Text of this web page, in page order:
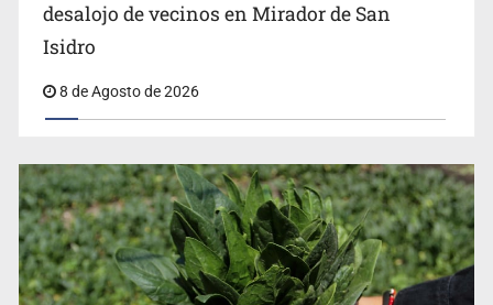
desalojo de vecinos en Mirador de San
Isidro
8 de Agosto de 2026